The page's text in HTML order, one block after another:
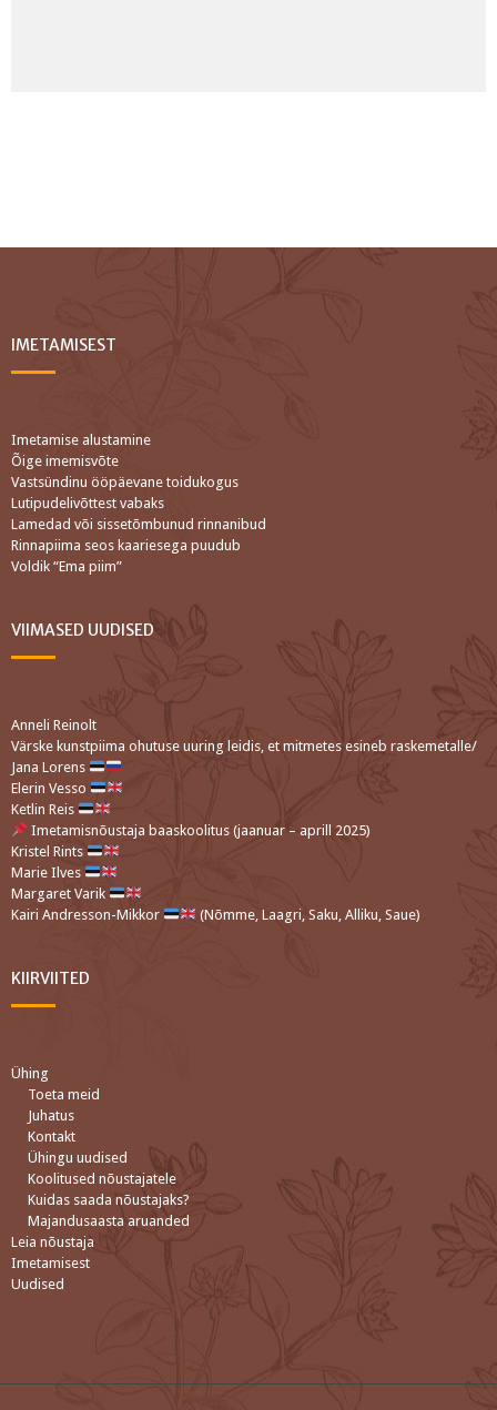
IMETAMISEST
Imetamise alustamine
Õige imemisvõte
Vastsündinu ööpäevane toidukogus
Lutipudelivõttest vabaks
Lamedad või sissetõmbunud rinnanibud
Rinnapiima seos kaariesega puudub
Voldik “Ema piim”
VIIMASED UUDISED
Anneli Reinolt
Värske kunstpiima ohutuse uuring leidis, et mitmetes esineb raskemetalle/
Jana Lorens
Elerin Vesso
Ketlin Reis
Imetamisnõustaja baaskoolitus (jaanuar – aprill 2025)
Kristel Rints
Marie Ilves
Margaret Varik
Kairi Andresson-Mikkor
(Nõmme, Laagri, Saku, Alliku, Saue)
KIIRVIITED
Ühing
Toeta meid
Juhatus
Kontakt
Ühingu uudised
Koolitused nõustajatele
Kuidas saada nõustajaks?
Majandusaasta aruanded
Leia nõustaja
Imetamisest
Uudised